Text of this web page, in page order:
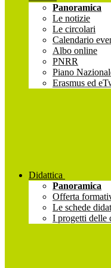
Panoramica
Le notizie
Le circolari
Calendario
Albo online
PNRR
Piano
Erasmus ed
Didattica
Panoramica
Offerta
Le schede
I progetti delle